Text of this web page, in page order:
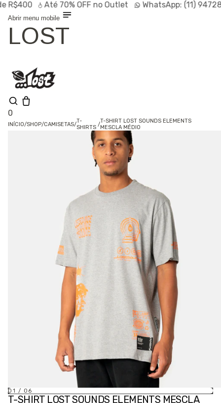
Até70% OFFno Outlet WhatsApp:(11) 94728-
Abrir menu mobile
LOST
0
INÍCIO/SHOP/CAMISETAS/T-
SHIRTS /T-SHIRT LOST SOUNDS ELEMENTS
MESCLA MÉDIO
01 / 06
T-SHIRT LOST SOUNDS ELEMENTS MESCLA